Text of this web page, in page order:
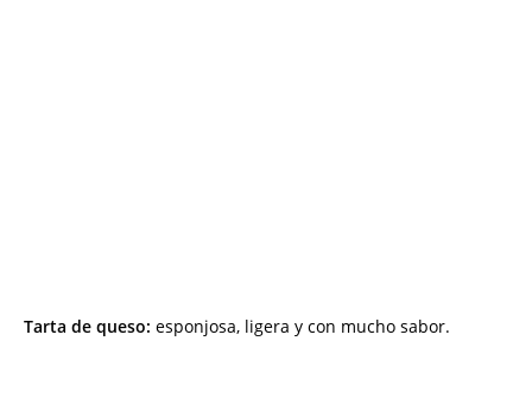
Tarta de queso: esponjosa, ligera y con mucho sabor.